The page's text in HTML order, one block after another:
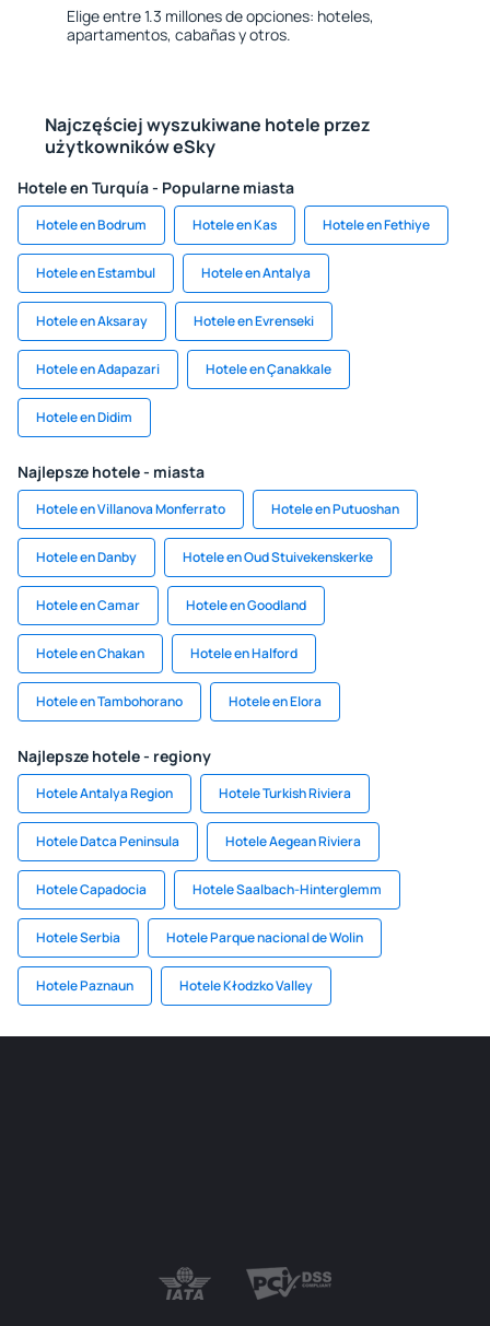
Elige entre 1.3 millones de opciones: hoteles,
apartamentos, cabañas y otros.
Najczęściej wyszukiwane hotele przez
użytkowników eSky
Hotele en Turquía - Popularne miasta
Hotele en Bodrum Hotele en Kas Hotele en Fethiye
Hotele en Estambul Hotele en Antalya
Hotele en Aksaray Hotele en Evrenseki
Hotele en Adapazari Hotele en Çanakkale
Hotele en Didim
Najlepsze hotele - miasta
Hotele en Villanova Monferrato Hotele en Putuoshan
Hotele en Danby Hotele en Oud Stuivekenskerke
Hotele en Camar Hotele en Goodland
Hotele en Chakan Hotele en Halford
Hotele en Tambohorano Hotele en Elora
Najlepsze hotele - regiony
Hotele Antalya Region Hotele Turkish Riviera
Hotele Datca Peninsula Hotele Aegean Riviera
Hotele Capadocia Hotele Saalbach-Hinterglemm
Hotele Serbia Hotele Parque nacional de Wolin
Hotele Paznaun Hotele Kłodzko Valley